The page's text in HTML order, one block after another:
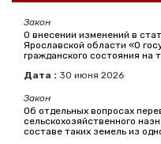
Закон
О внесении изменений в
Ярославской области «О
гражданского состояния на
Дата : 30 июня 2026
Закон
Об отдельных вопросах
сельскохозяйственного
составе таких земель из